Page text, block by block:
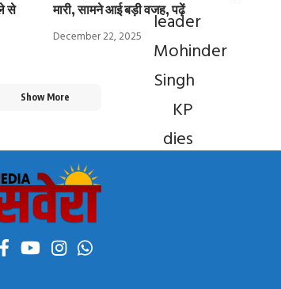
से
मारी, सामने आई बड़ी वजह, पढ़ें
December 22, 2025
Show More